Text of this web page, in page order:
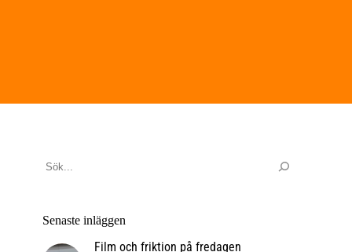
Senaste inläggen
Film och friktion på fredagen